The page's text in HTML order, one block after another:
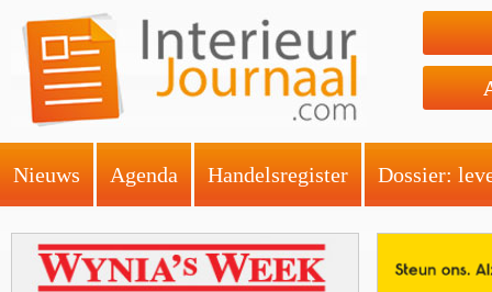
Nieuws Agenda Handelsregister Dossier: